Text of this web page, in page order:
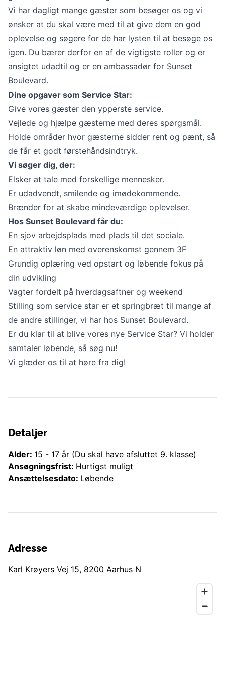
Vi har dagligt mange gæster som besøger os og vi
ønsker at du skal være med til at give dem en god
oplevelse og søgere for de har lysten til at besøge os
igen. Du bærer derfor en af de vigtigste roller og er
ansigtet udadtil og er en ambassadør for Sunset
Boulevard.
Dine opgaver som Service Star:
Give vores gæster den ypperste service.
Vejlede og hjælpe gæsterne med deres spørgsmål.
Holde områder hvor gæsterne sidder rent og pænt, så
de får et godt førstehåndsindtryk.
Vi søger dig, der:
Elsker at tale med forskellige mennesker.
Er udadvendt, smilende og imødekommende.
Brænder for at skabe mindeværdige oplevelser.
Hos Sunset Boulevard får du:
En sjov arbejdsplads med plads til det sociale.
En attraktiv løn med overenskomst gennem 3F
Grundig oplæring ved opstart og løbende fokus på
din udvikling
Vagter fordelt på hverdagsaftner og weekend
Stilling som service star er et springbræt til mange af
de andre stillinger, vi har hos Sunset Boulevard.
Er du klar til at blive vores nye Service Star? Vi holder
samtaler løbende, så søg nu!
Vi glæder os til at høre fra dig!
Detaljer
Alder: 15 - 17 år (Du skal have afsluttet 9. klasse)
Ansøgningsfrist: Hurtigst muligt
Ansættelsesdato: Løbende
Adresse
Karl Krøyers Vej 15, 8200 Aarhus N